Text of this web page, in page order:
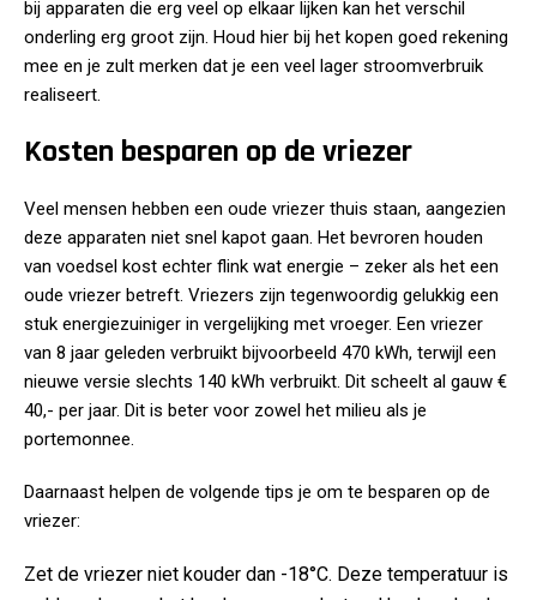
bij apparaten die erg veel op elkaar lijken kan het verschil
onderling erg groot zijn. Houd hier bij het kopen goed rekening
mee en je zult merken dat je een veel lager stroomverbruik
realiseert.
Kosten besparen op de vriezer
Veel mensen hebben een oude vriezer thuis staan, aangezien
deze apparaten niet snel kapot gaan. Het bevroren houden
van voedsel kost echter flink wat energie – zeker als het een
oude vriezer betreft. Vriezers zijn tegenwoordig gelukkig een
stuk energiezuiniger in vergelijking met vroeger. Een vriezer
van 8 jaar geleden verbruikt bijvoorbeeld 470 kWh, terwijl een
nieuwe versie slechts 140 kWh verbruikt. Dit scheelt al gauw €
40,- per jaar. Dit is beter voor zowel het milieu als je
portemonnee.
Daarnaast helpen de volgende tips je om te besparen op de
vriezer:
Zet de vriezer niet kouder dan -18°C. Deze temperatuur is